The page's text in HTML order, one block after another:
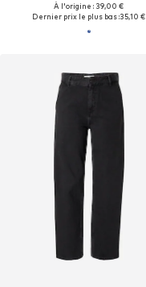
À l'origine : 39,00 €
Dernier prix le plus bas :35,10 €